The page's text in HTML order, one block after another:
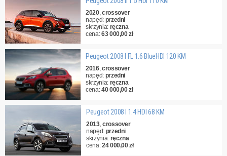
2020,crossover
napęd: przedni
skrzynia: ręczna
cena:63 000,00 zł
Peugeot 2008 I FL 1.6 BlueHDI 120 KM
2016,crossover
napęd: przedni
skrzynia: ręczna
cena:40 000,00 zł
Peugeot 2008 I 1.4 HDI 68 KM
2013,crossover
napęd: przedni
skrzynia: ręczna
cena:24 000,00 zł